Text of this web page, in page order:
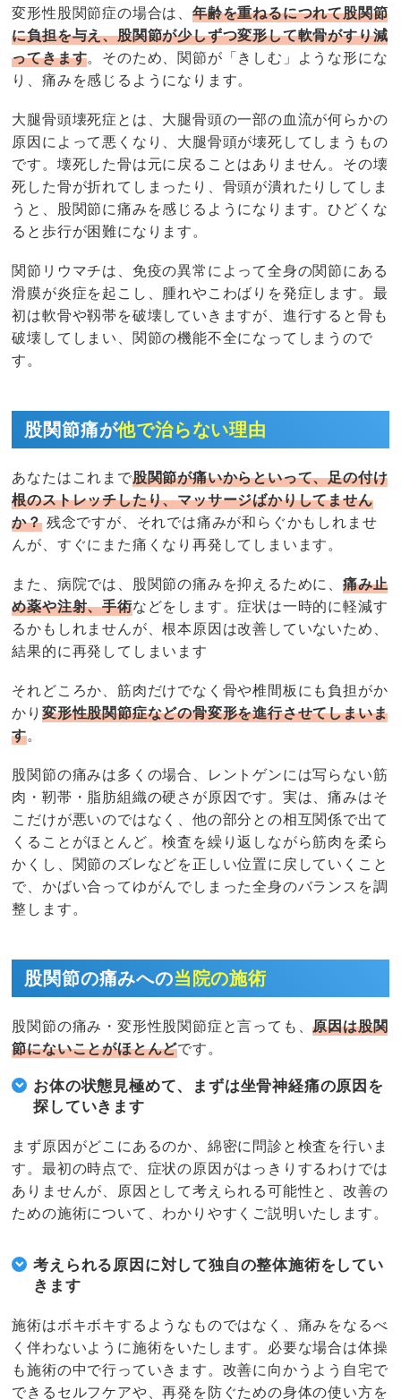
変形性股関節症の場合は、年齢を重ねるにつれて股関節
に負担を与え、股関節が少しずつ変形して軟骨がすり減
ってきます。そのため、関節が「きしむ」ような形にな
り、痛みを感じるようになります。
大腿骨頭壊死症とは、大腿骨頭の一部の血流が何らかの
原因によって悪くなり、大腿骨頭が壊死してしまうもの
です。壊死した骨は元に戻ることはありません。その壊
死した骨が折れてしまったり、骨頭が潰れたりしてしま
うと、股関節に痛みを感じるようになります。ひどくな
ると歩行が困難になります。
関節リウマチは、免疫の異常によって全身の関節にある
滑膜が炎症を起こし、腫れやこわばりを発症します。最
初は軟骨や靱帯を破壊していきますが、進行すると骨も
破壊してしまい、関節の機能不全になってしまうので
す。
股関節痛が他で治らない理由
あなたはこれまで股関節が痛いからといって、足の付け
根のストレッチしたり、マッサージばかりしてません
か？ 残念ですが、それでは痛みが和らぐかもしれませ
んが、すぐにまた痛くなり再発してしまいます。
また、病院では、股関節の痛みを抑えるために、痛み止
め薬や注射、手術などをします。症状は一時的に軽減す
るかもしれませんが、根本原因は改善していないため、
結果的に再発してしまいます
それどころか、筋肉だけでなく骨や椎間板にも負担がか
かり変形性股関節症などの骨変形を進行させてしまいま
す。
股関節の痛みは多くの場合、レントゲンには写らない筋
肉・靭帯・脂肪組織の硬さが原因です。実は、痛みはそ
こだけが悪いのではなく、他の部分との相互関係で出て
くることがほとんど。検査を繰り返しながら筋肉を柔ら
かくし、関節のズレなどを正しい位置に戻していくこと
で、かばい合ってゆがんでしまった全身のバランスを調
整します。
股関節の痛みへの当院の施術
股関節の痛み・変形性股関節症と言っても、原因は股関
節にないことがほとんどです。
お体の状態見極めて、まずは坐骨神経痛の原因を
探していきます
まず原因がどこにあるのか、綿密に問診と検査を行いま
す。最初の時点で、症状の原因がはっきりするわけでは
ありませんが、原因として考えられる可能性と、改善の
ための施術について、わかりやすくご説明いたします。
考えられる原因に対して独自の整体施術をしてい
きます
施術はボキボキするようなものではなく、痛みをなるべ
く伴わないように施術をいたします。必要な場合は体操
も施術の中で行っていきます。改善に向かうよう自宅で
できるセルフケアや、再発を防ぐための身体の使い方を